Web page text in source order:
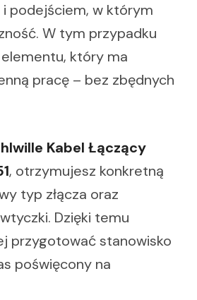
podejściem, w którym
W tym przypadku
elementu, który ma
pracę – bez zbędnych
Kabel Łączący
, otrzymujesz konkretną
typ złącza oraz
Dzięki temu
przygotować stanowisko
poświęcony na